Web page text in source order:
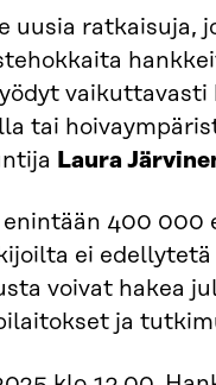
uusia ratkaisuja,
vaikuttavasti
tai
Laura
400 000
ei
voivat hakea
ja